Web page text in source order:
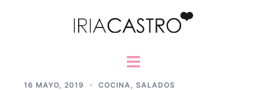
Alternar
16 MAYO, 2019 COCINA SALADOS